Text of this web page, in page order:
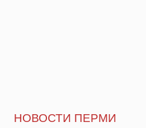
НОВОСТИ ПЕРМИ